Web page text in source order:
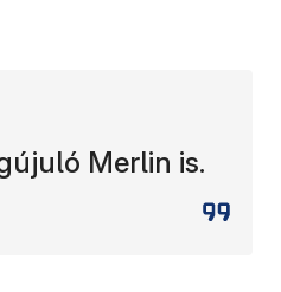
Merlin is.